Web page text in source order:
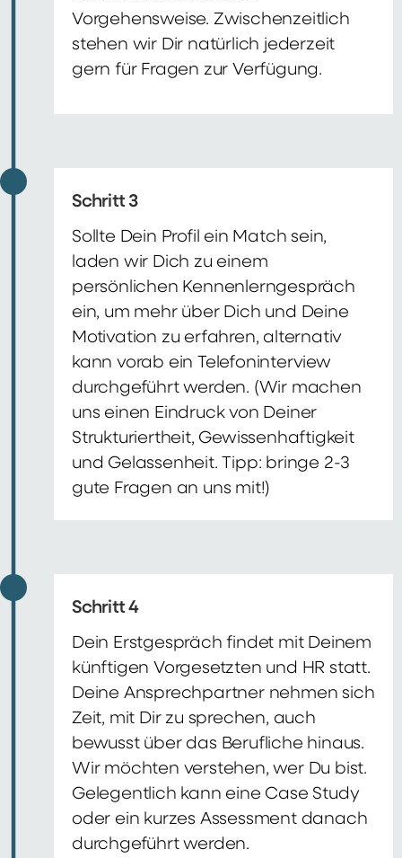
Vorgehensweise. Zwischenzeitlich
stehen wir Dir natürlich jederzeit
gern für Fragen zur Verfügung.
Schritt 3
Sollte Dein Profil ein Match sein,
laden wir Dich zu einem
persönlichen Kennenlerngespräch
ein, um mehr über Dich und Deine
Motivation zu erfahren, alternativ
kann vorab ein Telefoninterview
durchgeführt werden. (Wir machen
uns einen Eindruck von Deiner
Strukturiertheit, Gewissenhaftigkeit
und Gelassenheit. Tipp: bringe 2-3
gute Fragen an uns mit!)
Schritt 4
Dein Erstgespräch findet mit Deinem
künftigen Vorgesetzten und HR statt.
Deine Ansprechpartner nehmen sich
Zeit, mit Dir zu sprechen, auch
bewusst über das Berufliche hinaus.
Wir möchten verstehen, wer Du bist.
Gelegentlich kann eine Case Study
oder ein kurzes Assessment danach
durchgeführt werden.